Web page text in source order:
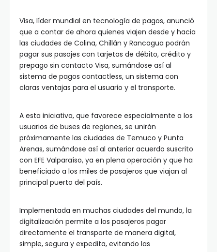
Visa, líder mundial en tecnología de pagos, anunció
que a contar de ahora quienes viajen desde y hacia
las ciudades de Colina, Chillán y Rancagua podrán
pagar sus pasajes con tarjetas de débito, crédito y
prepago sin contacto Visa, sumándose así al
sistema de pagos contactless, un sistema con
claras ventajas para el usuario y el transporte.
A esta iniciativa, que favorece especialmente a los
usuarios de buses de regiones, se unirán
próximamente las ciudades de Temuco y Punta
Arenas, sumándose así al anterior acuerdo suscrito
con EFE Valparaíso, ya en plena operación y que ha
beneficiado a los miles de pasajeros que viajan al
principal puerto del país.
Implementada en muchas ciudades del mundo, la
digitalización permite a los pasajeros pagar
directamente el transporte de manera digital,
simple, segura y expedita, evitando las